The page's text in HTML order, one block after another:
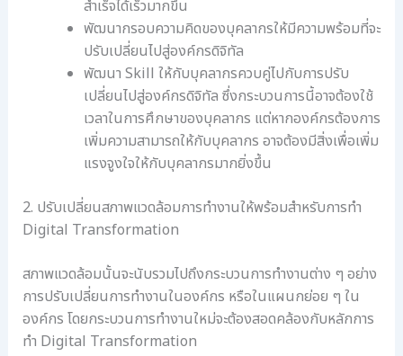
สำเร็จได้เร็วมากขึ้น
พัฒนากรอบความคิดของบุคลากรให้มีความพร้อมที่จะ
ปรับเปลี่ยนไปสู่องค์กรดิจิทัล
พัฒนา Skill ให้กับบุคลากรควบคู่ไปกับการปรับ
เปลี่ยนไปสู่องค์กรดิจิทัล ซึ่งกระบวนการนี้อาจต้องใช้
เวลาในการศึกษาของบุคลากร แต่หากองค์กรต้องการ
เพิ่มความสามารถให้กับบุคลากร อาจต้องมีสิ่งเพื่อเพิ่ม
แรงจูงใจให้กับบุคลากรมากยิ่งขึ้น
2. ปรับเปลี่ยนสภาพแวดล้อมการทำงานให้พร้อมสำหรับการทำ
Digital Transformation
สภาพแวดล้อมนั้นจะนับรวมไปถึงกระบวนการทำงานต่าง ๆ อย่าง
การปรับเปลี่ยนการทำงานในองค์กร หรือในแผนกย่อย ๆ ใน
องค์กร โดยกระบวนการทำงานใหม่จะต้องสอดคล้องกับหลักการ
ทำ Digital Transformation